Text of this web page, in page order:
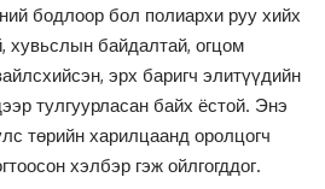
бодлоор бол полиархи руу хийх
хувьслын байдалтай, огцом
эрх баригч элитүүдийн
тулгуурласан байх ёстой. Энэ
төрийн харилцаанд оролцогч
хэлбэр гэж ойлгогддог.